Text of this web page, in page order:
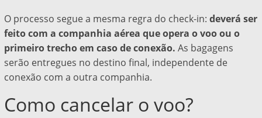
O processo segue a mesma regra do check-in: deverá ser
feito com a companhia aérea que opera o voo ou o
primeiro trecho em caso de conexão. As bagagens
serão entregues no destino final, independente de
conexão com a outra companhia.
Como cancelar o voo?